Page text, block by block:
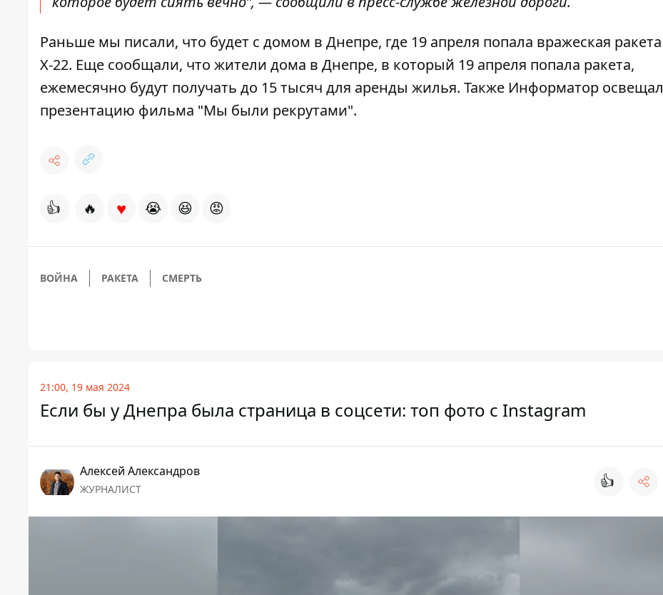
Раньше мы писали, что будет с домом в Днепре, где 19 апреля попала вражеская ракета
Х-22. Еще сообщали, что жители дома в Днепре, в который 19 апреля попала ракета,
ежемесячно будут получать до 15 тысяч для аренды жилья. Также Информатор освещал
презентацию фильма "Мы были рекрутами".
👍 🔥 ♥ 😭 😆 😡
ВОЙНА РАКЕТА СМЕРТЬ
21:00, 19 мая 2024
Если бы у Днепра была страница в соцсети: топ фото с Instagram
Алексей Александров
ЖУРНАЛИСТ 👍